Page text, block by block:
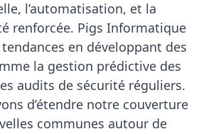
l’automatisation, et la
renforcée. Pigs Informatique
en développant des
la gestion prédictive des
audits de sécurité réguliers.
d’étendre notre couverture
communes autour de